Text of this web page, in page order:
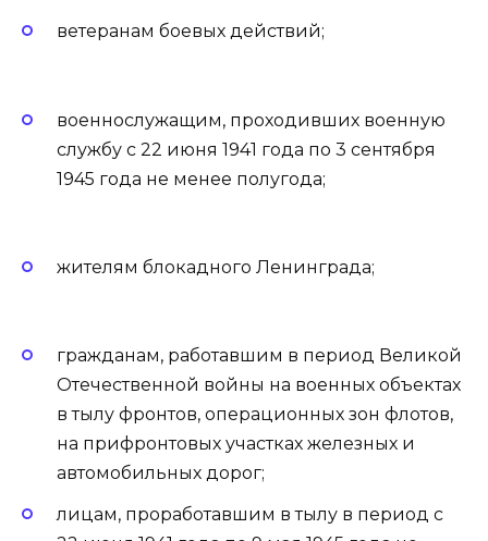
ветеранам боевых действий;
военнослужащим, проходивших военную
службу с 22 июня 1941 года по 3 сентября
1945 года не менее полугода;
жителям блокадного Ленинграда;
гражданам, работавшим в период Великой
Отечественной войны на военных объектах
в тылу фронтов, операционных зон флотов,
на прифронтовых участках железных и
автомобильных дорог;
лицам, проработавшим в тылу в период с